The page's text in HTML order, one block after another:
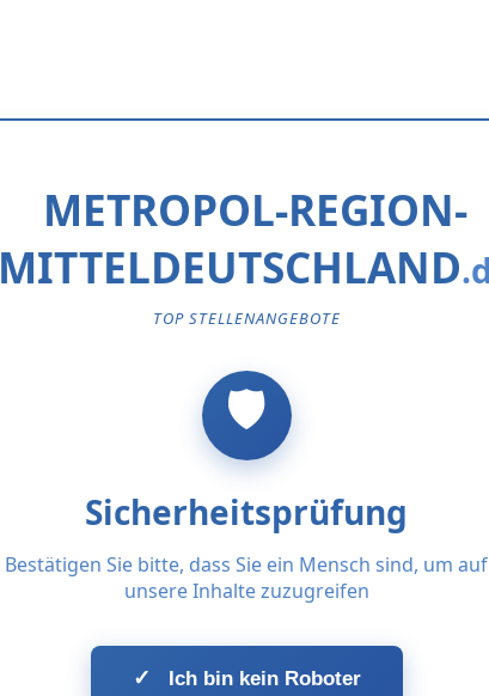
METROPOL-REGION-
MITTELDEUTSCHLAND
TOP STELLENANGEBOTE
Sicherheitsprüfung
Bestätigen Sie bitte, dass Sie ein Mensch sind, um auf
unsere Inhalte zuzugreifen
✓ Ich bin kein Roboter